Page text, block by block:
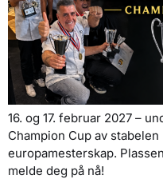
16. og 17. februar 2027 –
Champion Cup av
europamesterskap.
melde deg på nå!